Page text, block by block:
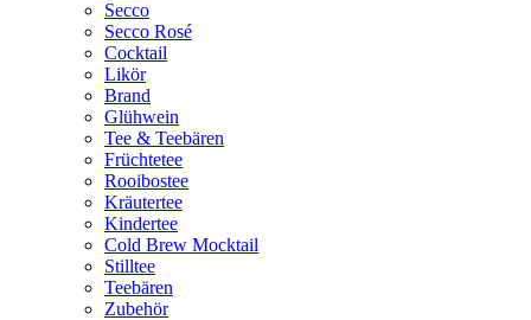
Secco
Secco Rosé
Cocktail
Likör
Brand
Glühwein
Tee & Teebären
Früchtetee
Rooibostee
Kräutertee
Kindertee
Cold Brew Mocktail
Stilltee
Teebären
Zubehör